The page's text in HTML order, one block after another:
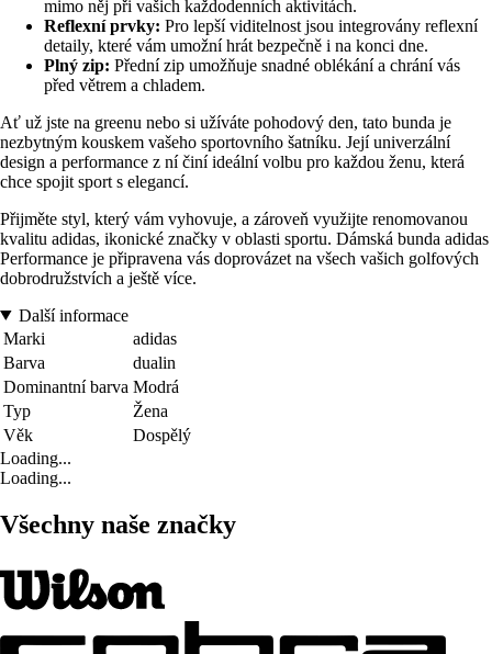
mimo něj při vašich každodenních aktivitách.
Reflexní prvky: Pro lepší viditelnost jsou integrovány reflexní
detaily, které vám umožní hrát bezpečně i na konci dne.
Plný zip: Přední zip umožňuje snadné oblékání a chrání vás
před větrem a chladem.
Ať už jste na greenu nebo si užíváte pohodový den, tato bunda je
nezbytným kouskem vašeho sportovního šatníku. Její univerzální
design a performance z ní činí ideální volbu pro každou ženu, která
chce spojit sport s elegancí.
Přijměte styl, který vám vyhovuje, a zároveň využijte renomovanou
kvalitu adidas, ikonické značky v oblasti sportu. Dámská bunda adidas
Performance je připravena vás doprovázet na všech vašich golfových
dobrodružstvích a ještě více.
Další informace
Marki
adidas
Barva
dualin
Dominantní barva Modrá
Typ
Žena
Věk
Dospělý
Loading...
Loading...
Všechny naše značky